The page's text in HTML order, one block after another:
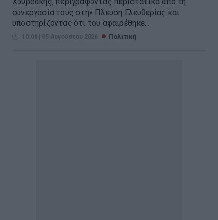
συνεργασία τους στην Πλεύση Ελευθερίας και
υποστηρίζοντας ότι του αφαιρέθηκε...
10:00 | 05 Αυγούστου 2026 Πολιτική